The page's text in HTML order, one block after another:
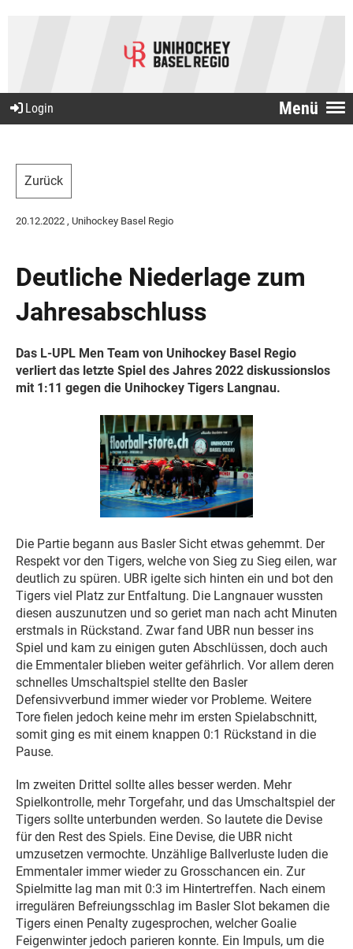
Menü
Login
Zurück
20.12.2022 , Unihockey Basel Regio
Deutliche Niederlage zum
Jahresabschluss
Das L-UPL Men Team von Unihockey Basel Regio
verliert das letzte Spiel des Jahres 2022 diskussionslos
mit 1:11 gegen die Unihockey Tigers Langnau.
Die Partie begann aus Basler Sicht etwas gehemmt. Der
Respekt vor den Tigers, welche von Sieg zu Sieg eilen, war
deutlich zu spüren. UBR igelte sich hinten ein und bot den
Tigers viel Platz zur Entfaltung. Die Langnauer wussten
diesen auszunutzen und so geriet man nach acht Minuten
erstmals in Rückstand. Zwar fand UBR nun besser ins
Spiel und kam zu einigen guten Abschlüssen, doch auch
die Emmentaler blieben weiter gefährlich. Vor allem deren
schnelles Umschaltspiel stellte den Basler
Defensivverbund immer wieder vor Probleme. Weitere
Tore fielen jedoch keine mehr im ersten Spielabschnitt,
somit ging es mit einem knappen 0:1 Rückstand in die
Pause.
Im zweiten Drittel sollte alles besser werden. Mehr
Spielkontrolle, mehr Torgefahr, und das Umschaltspiel der
Tigers sollte unterbunden werden. So lautete die Devise
für den Rest des Spiels. Eine Devise, die UBR nicht
umzusetzen vermochte. Unzählige Ballverluste luden die
Emmentaler immer wieder zu Grosschancen ein. Zur
Spielmitte lag man mit 0:3 im Hintertreffen. Nach einem
irregulären Befreiungsschlag im Basler Slot bekamen die
Tigers einen Penalty zugesprochen, welcher Goalie
Feigenwinter jedoch parieren konnte. Ein Impuls, um die